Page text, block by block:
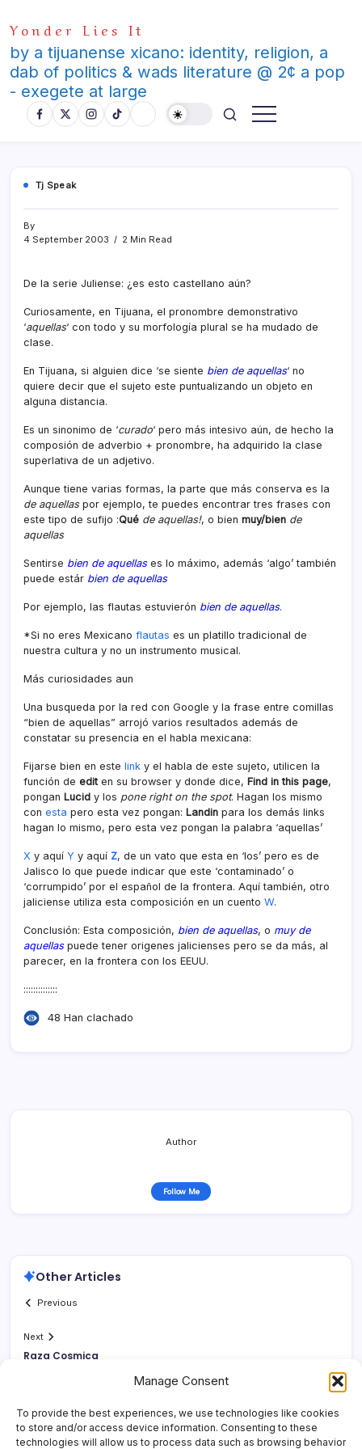
Manage Consent
To provide the best experiences, we use technologies like cookies
to store and/or access device information. Consenting to these
technologies will allow us to process data such as browsing behavior
to
content
Yonder Lies It
by a tijuanense xicano: identity, religion, a
dab of politics & wads literature @ 2¢ a pop
- exegete at large
Tj Speak
By
4 September 2003
2 Min Read
De la serie Juliense: ¿es esto castellano aún?
Curiosamente, en Tijuana, el pronombre demonstrativo
‘aquellas‘ con todo y su morfologí­a plural se ha mudado de
clase.
En Tijuana, si alguien dice ‘se siente bien de aquellas‘ no
quiere decir que el sujeto este puntualizando un objeto en
alguna distancia.
Es un sinonimo de ‘curado‘ pero más intesivo aún, de hecho la
composión de adverbio + pronombre, ha adquirido la clase
superlativa de un adjetivo.
Aunque tiene varias formas, la parte que más conserva es la
de aquellaspor ejemplo, te puedes encontrar tres frases con
este tipo de sufijo :Qué de aquellas!, o bien muy/bien de
aquellas
Sentirse bien de aquellases lo máximo, además ‘algo’ también
puede estár bien de aquellas
Por ejemplo, las flautas estuvierón bien de aquellas.
*Si no eres Mexicano flautas es un platillo tradicional de
nuestra cultura y no un instrumento musical.
Más curiosidades aun
Una busqueda por la red con Google y la frase entre comillas
“bien de aquellas” arrojó varios resultados además de
constatar su presencia en el habla mexicana:
Fijarse bien en este link y el habla de este sujeto, utilicen la
función de edit en su browser y donde dice, Find in this page,
pongan Lucid y los pone right on the spot. Hagan los mismo
con esta pero esta vez pongan: Landin para los demás links
hagan lo mismo, pero esta vez pongan la palabra ‘aquellas’
X y aquí­ Y y aquí­ Z, de un vato que esta en ‘los’ pero es de
Jalisco lo que puede indicar que este ‘contaminado’ o
‘corrumpido’ por el español de la frontera. Aquí­ también, otro
jaliciense utiliza esta composición en un cuento W.
Conclusión: Esta composición, bien de aquellas, o muy de
aquellaspuede tener origenes jalicienses pero se da más, al
parecer, en la frontera con los EEUU.
::::::::::::::
48 Han clachado
Author
Follow Me
Other Articles
Previous
Next
Raza Cosmica